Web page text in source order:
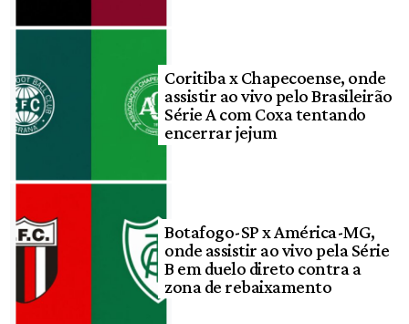
Coritiba x Chapecoense, onde
assistir ao vivo pelo Brasileirão
Série A com Coxa tentando
encerrar jejum
Botafogo-SP x América-MG,
onde assistir ao vivo pela Série
B em duelo direto contra a
zona de rebaixamento